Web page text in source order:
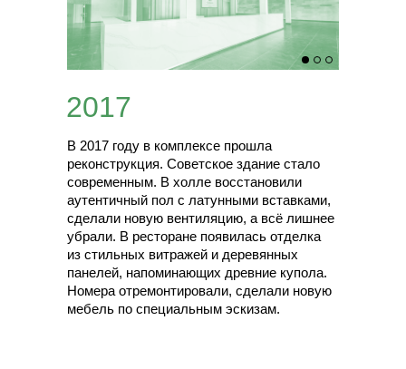
2017
В 2017 году в комплексе прошла
реконструкция. Советское здание стало
современным. В холле восстановили
аутентичный пол с латунными вставками,
сделали новую вентиляцию, а всё лишнее
убрали. В ресторане появилась отделка
из стильных витражей и деревянных
панелей, напоминающих древние купола.
Номера отремонтировали, сделали новую
мебель по специальным эскизам.